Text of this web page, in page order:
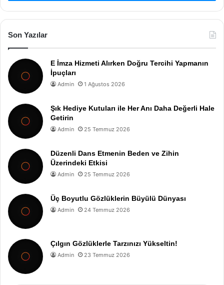
Son Yazılar
E İmza Hizmeti Alırken Doğru Tercihi Yapmanın
İpuçları
Admin 1 Ağustos 2026
Şık Hediye Kutuları ile Her Anı Daha Değerli Hale
Getirin
Admin 25 Temmuz 2026
Düzenli Dans Etmenin Beden ve Zihin
Üzerindeki Etkisi
Admin 25 Temmuz 2026
Üç Boyutlu Gözlüklerin Büyülü Dünyası
Admin 24 Temmuz 2026
Çılgın Gözlüklerle Tarzınızı Yükseltin!
Admin 23 Temmuz 2026